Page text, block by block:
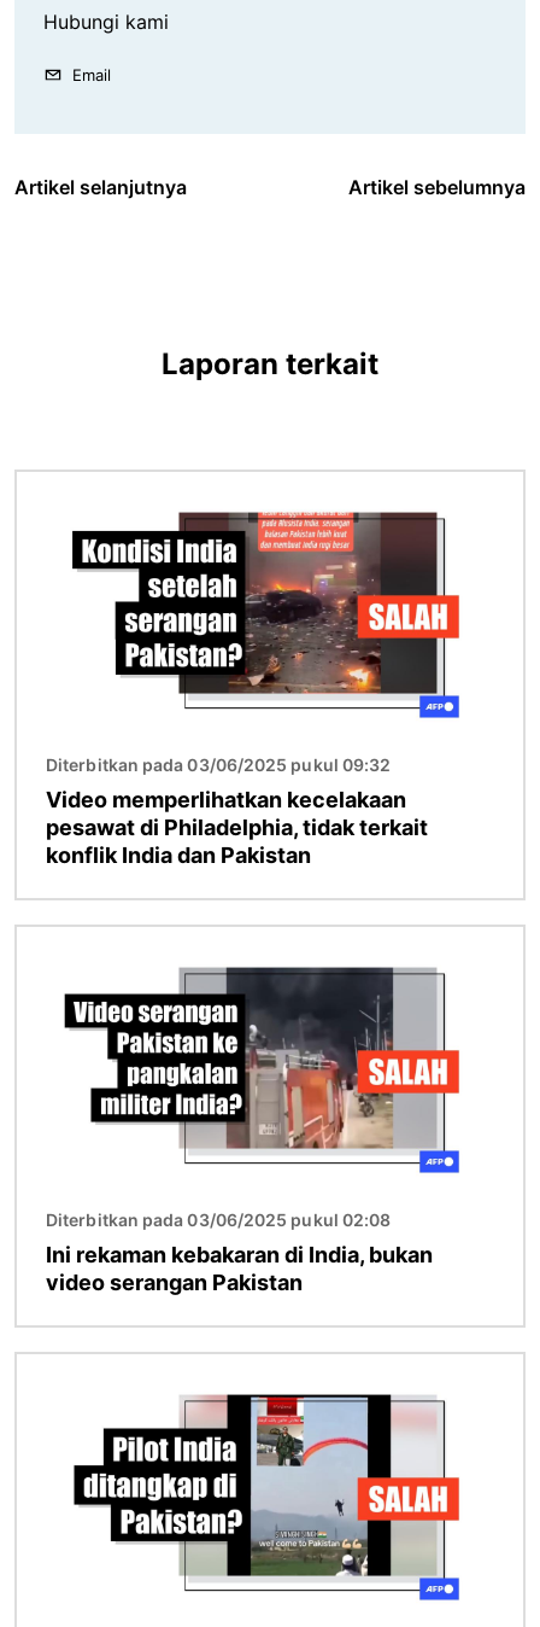
Hubungi kami
Email
Artikel selanjutnya Artikel sebelumnya
Laporan terkait
Diterbitkan pada 03/06/2025 pukul 09:32
Video memperlihatkan kecelakaan
pesawat di Philadelphia, tidak terkait
konflik India dan Pakistan
Diterbitkan pada 03/06/2025 pukul 02:08
Ini rekaman kebakaran di India, bukan
video serangan Pakistan